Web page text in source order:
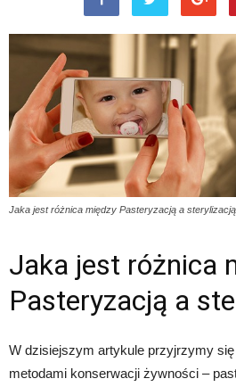
Jaka jest różnica między Pasteryzacją a
Jaka jest różnica
Pasteryzacją a
W dzisiejszym artykule przyjrzymy
metodami konserwacji żywności –